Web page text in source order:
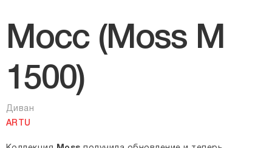
Мосс (Moss M
1500)
Диван
ARTU